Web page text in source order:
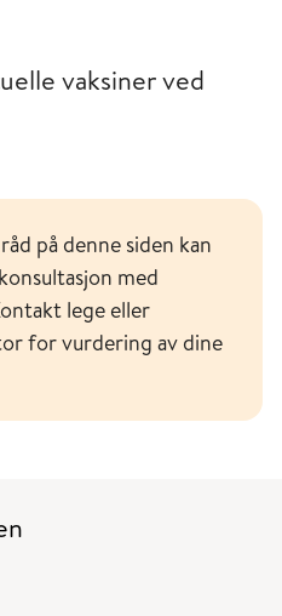
vaksiner ved
på denne siden kan
med
lege eller
for vurdering av dine